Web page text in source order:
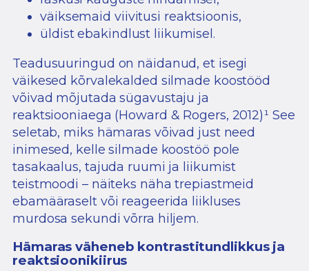
väiksemaid viivitusi reaktsioonis,
üldist ebakindlust liikumisel.
Teadusuuringud on näidanud, et isegi
väikesed kõrvalekalded silmade koostööd
võivad mõjutada sügavustaju ja
reaktsiooniaega (Howard & Rogers, 2012)¹ See
seletab, miks hämaras võivad just need
inimesed, kelle silmade koostöö pole
tasakaalus, tajuda ruumi ja liikumist
teistmoodi – näiteks näha trepiastmeid
ebamääraselt või reageerida liikluses
murdosa sekundi võrra hiljem.
Hämaras väheneb kontrastitundlikkus ja
reaktsioonikiirus